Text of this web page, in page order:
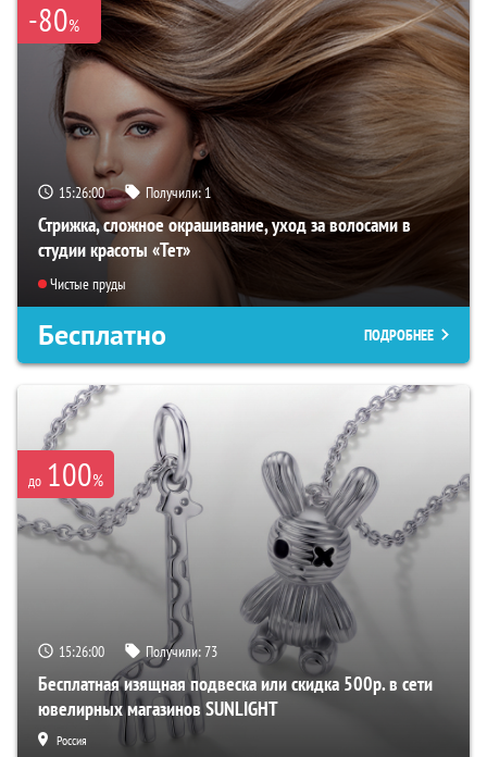
-80%
15:25:59 Получили:1
Стрижка, сложное окрашивание, уход за волосами в
студии красоты «Тет»
Чистые пруды
Бесплатно ПОДРОБНЕЕ
до 100%
15:25:59 Получили:73
Бесплатная изящная подвеска или скидка 500р. в сети
ювелирных магазинов SUNLIGHT
Россия